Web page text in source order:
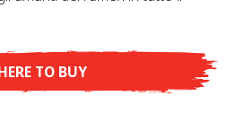
TO BUY